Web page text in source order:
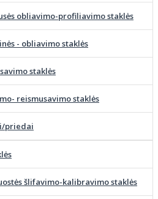
obliavimo-profiliavimo staklės
- obliavimo staklės
staklės
reismusavimo staklės
priedai
šlifavimo-kalibravimo staklės